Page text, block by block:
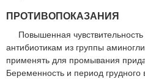
ПРОТИВОПОКАЗАНИЯ
Повышенная
антибиотикам из группы
применять для промывания
Беременность и период грудного